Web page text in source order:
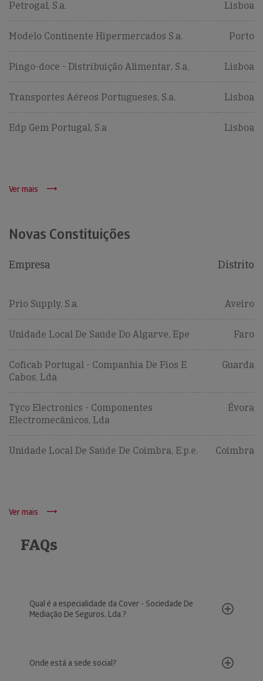
Petrogal, S.a. Lisboa
Modelo Continente Hipermercados S.a. Porto
Pingo-doce - Distribuição Alimentar, S.a. Lisboa
Transportes Aéreos Portugueses, S.a. Lisboa
Edp Gem Portugal, S.a Lisboa
Ver mais
Novas Constituições
Empresa Distrito
Prio Supply, S.a. Aveiro
Unidade Local De Saúde Do Algarve, Epe Faro
Coficab Portugal - Companhia De Fios E
Cabos, Lda
Guarda
Tyco Electronics - Componentes
Electromecânicos, Lda
Évora
Unidade Local De Saúde De Coimbra, E.p.e. Coimbra
Ver mais
FAQs
Qual é a especialidade da Cover - Sociedade De
Mediação De Seguros, Lda.?
Onde está a sede social?